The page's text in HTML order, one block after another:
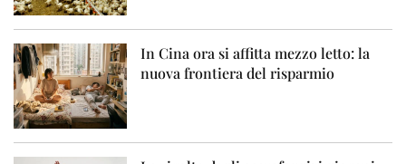
In Cina ora si affitta mezzo letto: la
nuova frontiera del risparmio